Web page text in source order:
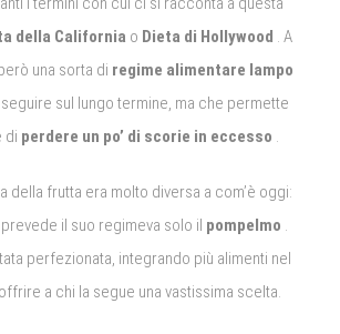
della California o Dieta di Hollywood . A
una sorta di regime alimentare lampo
sul lungo termine, ma che permette
di perdere un po’ di scorie in eccesso .
della frutta era molto diversa a com’è oggi:
il suo regimeva solo il pompelmo .
perfezionata, integrando più alimenti nel
a chi la segue una vastissima scelta.